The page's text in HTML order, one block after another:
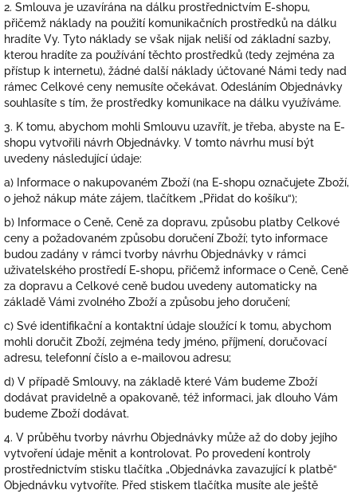
2. Smlouva je uzavírána na dálku prostřednictvím E-shopu,
přičemž náklady na použití komunikačních prostředků na dálku
hradíte Vy. Tyto náklady se však nijak neliší od základní sazby,
kterou hradíte za používání těchto prostředků (tedy zejména za
přístup k internetu), žádné další náklady účtované Námi tedy nad
rámec Celkové ceny nemusíte očekávat. Odesláním Objednávky
souhlasíte s tím, že prostředky komunikace na dálku využíváme.
3. K tomu, abychom mohli Smlouvu uzavřít, je třeba, abyste na E-
shopu vytvořili návrh Objednávky. V tomto návrhu musí být
uvedeny následující údaje:
a) Informace o nakupovaném Zboží (na E-shopu označujete Zboží,
o jehož nákup máte zájem, tlačítkem „Přidat do košíku“);
b) Informace o Ceně, Ceně za dopravu, způsobu platby Celkové
ceny a požadovaném způsobu doručení Zboží; tyto informace
budou zadány v rámci tvorby návrhu Objednávky v rámci
uživatelského prostředí E-shopu, přičemž informace o Ceně, Ceně
za dopravu a Celkové ceně budou uvedeny automaticky na
základě Vámi zvolného Zboží a způsobu jeho doručení;
c) Své identifikační a kontaktní údaje sloužící k tomu, abychom
mohli doručit Zboží, zejména tedy jméno, příjmení, doručovací
adresu, telefonní číslo a e-mailovou adresu;
d) V případě Smlouvy, na základě které Vám budeme Zboží
dodávat pravidelně a opakovaně, též informaci, jak dlouho Vám
budeme Zboží dodávat.
4. V průběhu tvorby návrhu Objednávky může až do doby jejího
vytvoření údaje měnit a kontrolovat. Po provedení kontroly
prostřednictvím stisku tlačítka „Objednávka zavazující k platbě“
Objednávku vytvoříte. Před stiskem tlačítka musíte ale ještě